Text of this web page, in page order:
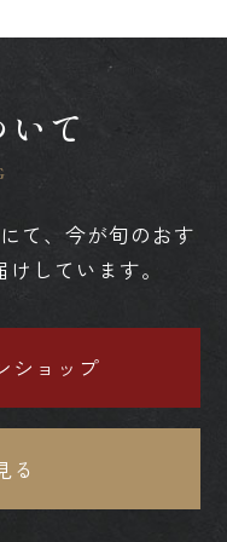
て
て、今が旬のおす
しています。
ショップ
る